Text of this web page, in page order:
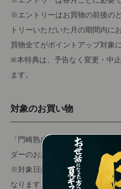
※エントリーはお買物の前後の
トリーいただいた月の期間内に
買物全てがポイントアップ対象
※本特典は、予告なく変更・中
ます。
対象のお買い物
「門崎熟成肉 格之進」ほか、
ダーのお店)でお支払いをしたお
※対象日にd払いの決済手続きが
なります。d払いの決済手続き